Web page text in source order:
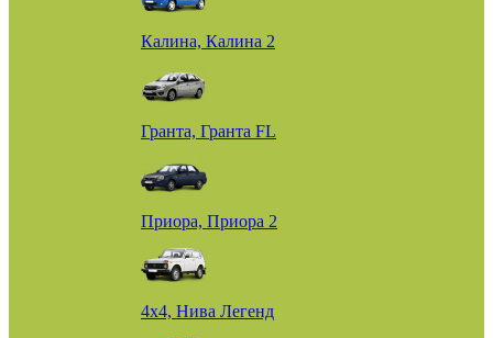
Калина, Калина 2
Гранта, Гранта FL
Приора, Приора 2
4х4, Нива Легенд